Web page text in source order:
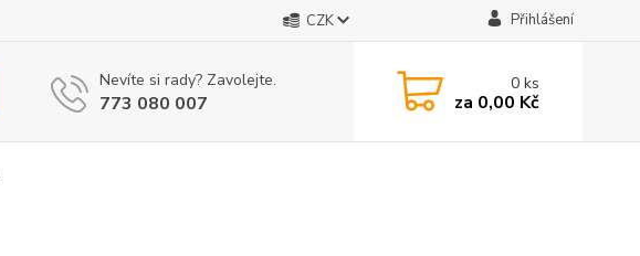
CZK Přihlášení
Nevíte si rady? Zavolejte.
773 080 007
0ks
za 0,00 Kč